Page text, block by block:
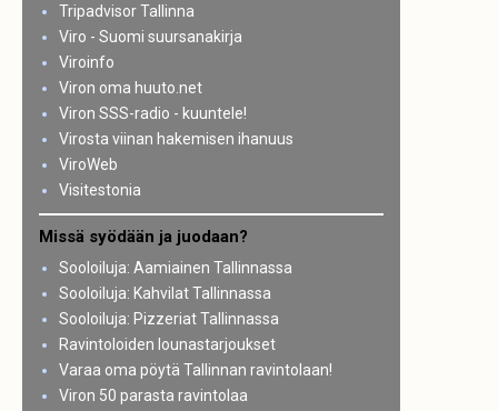
Tripadvisor Tallinna
Viro - Suomi suursanakirja
Viroinfo
Viron oma huuto.net
Viron SSS-radio - kuuntele!
Virosta viinan hakemisen ihanuus
ViroWeb
Visitestonia
Missä syödään ja juodaan?
Sooloiluja: Aamiainen Tallinnassa
Sooloiluja: Kahvilat Tallinnassa
Sooloiluja: Pizzeriat Tallinnassa
Ravintoloiden lounastarjoukset
Varaa oma pöytä Tallinnan ravintolaan!
Viron 50 parasta ravintolaa